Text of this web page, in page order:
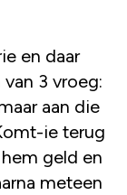
en daar
3 vroeg:
aan die
ie terug
hem geld en
meteen